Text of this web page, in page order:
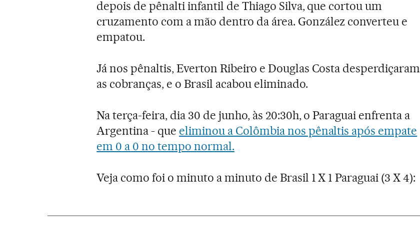
depois de pênalti infantil de Thiago Silva, que cortou um
cruzamento com a mão dentro da área. González converteu e
empatou.
Já nos pênaltis, Everton Ribeiro e Douglas Costa desperdiçaram
as cobranças, e o Brasil acabou eliminado.
Na terça-feira, dia 30 de junho, às 20:30h, o Paraguai enfrenta a
Argentina - que eliminou a Colômbia nos pênaltis após empate
em 0 a 0 no tempo normal.
Veja como foi o minuto a minuto de Brasil 1 X 1 Paraguai (3 X 4):